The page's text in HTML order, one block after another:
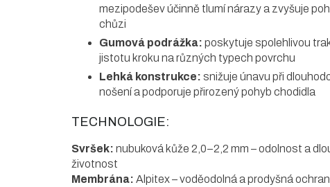
mezipodešev účinně tlumí nárazy a zvyšuje
chůzi
Gumová podrážka: poskytuje spolehlivou
jistotu kroku na různých typech povrchu
Lehká konstrukce: snižuje únavu při
nošení a podporuje přirozený pohyb chodidla
TECHNOLOGIE:
Svršek: nubuková kůže 2,0–2,2 mm – odolnost a
životnost
Membrána: Alpitex – voděodolná a prodyšná